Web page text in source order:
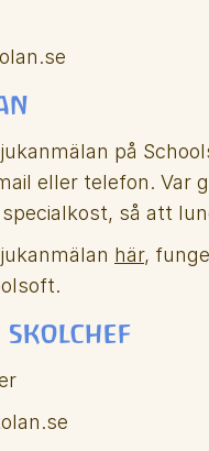
på
eller telefon. Var
så att
här,
skolchef